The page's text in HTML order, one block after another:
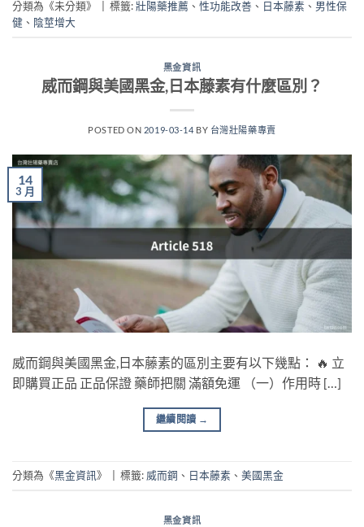
分類為《未分類》 標籤:壯陽藥推薦 、 性功能改善 、 日本藤素 、 男性保
健 、 陰莖增大
黑金資訊
威而鋼與美國黑金,日本藤素有什麼區別？
POSTED ON 2019-03-14 BY 台灣壯陽藥專賣
14
3 月
威而鋼與美國黑金,日本藤素的區別主要有以下幾點： 🔥 立
即購買正品 正品保證 藥師把關 滿額免運 （一）作用時 […]
繼續閱讀 →
分類為《黑金資訊》 標籤: 威而鋼 、 日本藤素 、 美國黑金
黑金資訊